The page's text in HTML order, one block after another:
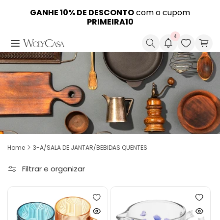
para o
A loja oficial das marcasWOLFFLYOReROJEMAC
PROFISSIONAL
GANHE 10% DE DESCONTOcom o cupom
PRIMEIRA10
GANHE MAIS 5% DE DESCONTOno PIX
Em até12x SEM JUROS
Pesquisar
4
Home 3-A/SALA DE JANTAR/BEBIDAS QUENTES
Filtrar e organizar
Adicionar
à
lista
Ver
à
lista
Ver